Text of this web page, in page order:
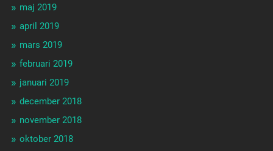
maj 2019
april 2019
mars 2019
februari 2019
januari 2019
december 2018
november 2018
oktober 2018